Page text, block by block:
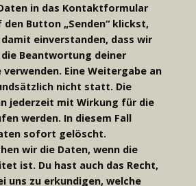
in das Kontaktformular
Button „Senden“ klickst,
einverstanden, dass wir
Beantwortung deiner
Eine Weitergabe an
nicht statt. Die
jederzeit mit Wirkung für die
werden. In diesem Fall
sofort gelöscht.
wir die Daten, wenn die
ist. Du hast auch das Recht,
uns zu erkundigen, welche